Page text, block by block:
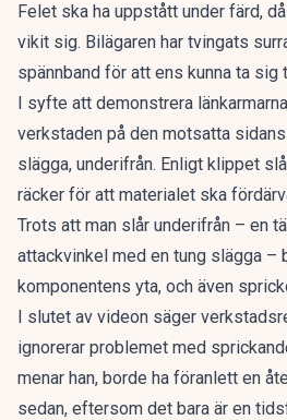
Felet ska ha uppstått under färd,
vikit sig. Bilägaren har tvingats
spännband för att ens kunna ta sig
I syfte att demonstrera
verkstaden på den motsatta
slägga, underifrån. Enligt klippet
räcker för att materialet ska
Trots att man slår underifrån – en
attackvinkel med en tung slägga –
komponentens yta, och även
I slutet av videon säger
ignorerar problemet med
menar han, borde ha föranlett en
sedan, eftersom det bara är en